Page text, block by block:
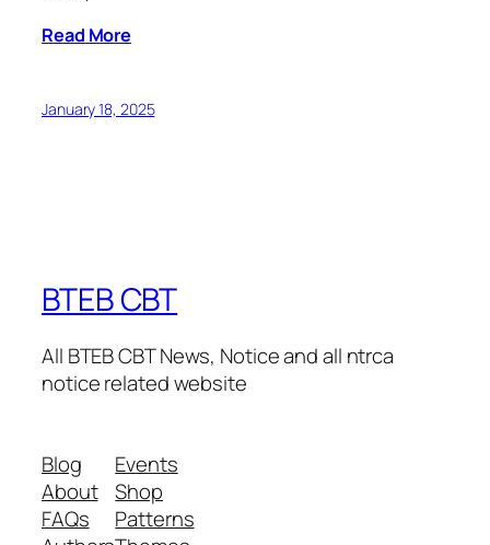
Read More
January 18, 2025
BTEB CBT
All BTEB CBT News, Notice and all ntrca
notice related website
Blog
About
FAQs
Events
Shop
Patterns